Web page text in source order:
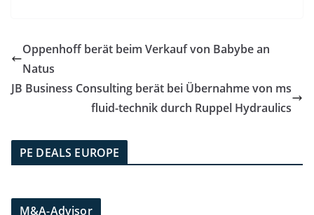
Oppenhoff berät beim Verkauf von Babybe an
Natus
JB Business Consulting berät bei Übernahme von ms
fluid-technik durch Ruppel Hydraulics
PE DEALS EUROPE
M&A-Advisor